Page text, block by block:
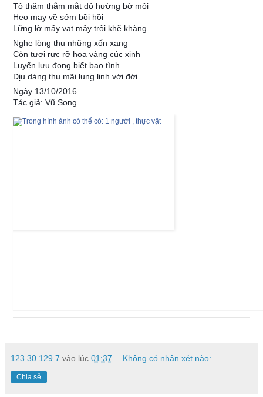
Tô thăm thẳm mắt đỏ hường bờ môi
Heo may về sớm bồi hồi
Lững lờ mấy vạt mây trôi khẽ khàng
Nghe lòng thu những xốn xang
Còn tươi rực rỡ hoa vàng cúc xinh
Luyến lưu đọng biết bao tình
Dịu dàng thu mãi lung linh với đời.
Ngày 13/10/2016
Tác giả: Vũ Song
123.30.129.7 vào lúc 01:37 Không có nhận xét nào:
Chia sẻ